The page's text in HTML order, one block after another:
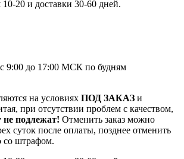
20 и доставки 30-60 дней.
с 9:00 до 17:00 МСК по будням
на условиях ПОД ЗАКАЗ и
при отсутствии проблем с качеством,
не подлежат! Отменить заказ можно
суток после оплаты, позднее отменить
со штрафом.